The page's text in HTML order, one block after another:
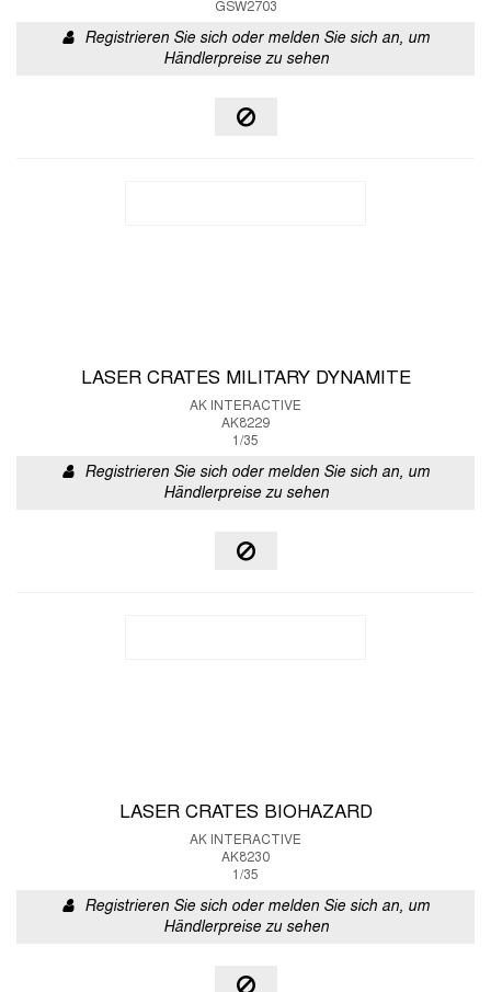
GSW2703
Registrieren Sie sich oder melden Sie sich an, um
Händlerpreise zu sehen
LASER CRATES MILITARY DYNAMITE
AK INTERACTIVE
AK8229
1/35
Registrieren Sie sich oder melden Sie sich an, um
Händlerpreise zu sehen
LASER CRATES BIOHAZARD
AK INTERACTIVE
AK8230
1/35
Registrieren Sie sich oder melden Sie sich an, um
Händlerpreise zu sehen